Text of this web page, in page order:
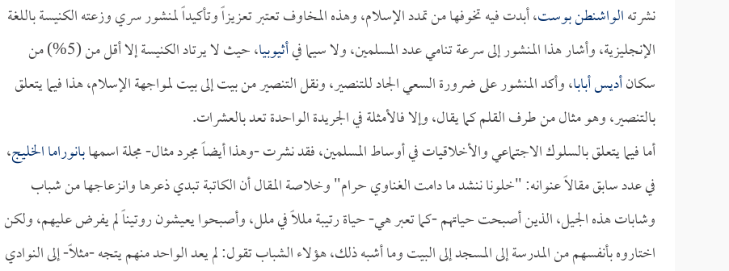
نشرتهالواشنطن بوست، أبدت فيه تخوفها من تمدد الإسلام، وهذه المخاوف تعتبر تعزيزاً وتأكيداً لمنشور سري وزعته الكنيسة باللغة
الإنجليزية، وأشار هذا المنشور إلى سرعة تنامي عدد المسلمين، ولا سيما فيأثيوبيا
، حيث لا يرتاد الكنيسة إلا أقل من (5%) من
سكانأديس أبابا، وأكد المنشور على ضرورة السعي الجاد للتنصير، ونقل التنصير من بيت إلى بيت لمواجهة الإسلام، هذا فيما يتعلق
بالتنصير، وهو مثال من طرف القلم كما يقال، وإلا فالأمثلة في الجريدة الواحدة تعد بالعشرات.
أما فيما يتعلق بالسلوك الاجتماعي والأخلاقيات في أوساط المسلمين، فقد نشرت -وهذا أيضاً مجرد مثال- مجلة اسمهابانوراما الخليج،
في عدد سابق مقالاً عنوانه: "خلونا ننشد ما دامت الغناوي حرام" وخلاصة المقال أن الكاتبة تبدي ذعرها وانـزعاجها من شباب
وشابات هذه الجيل، الذين أصبحت حياتهم -كما تعبر هي- حياة رتيبة مللاً في ملل، وأصبحوا يعيشون روتيناً لم يفرض عليهم، ولكن
اختاروه بأنفسهم من المدرسة إلى المسجد إلى البيت وما أشبه ذلك، هؤلاء الشباب تقول: لم يعد الواحد منهم يتجه -مثلاً- إلى النوادي